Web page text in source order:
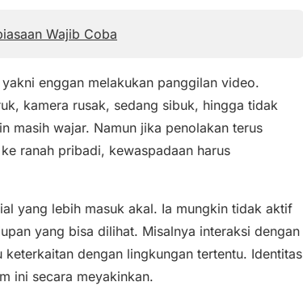
Wajib Coba
enggan melakukan panggilan video.
kamera rusak, sedang sibuk, hingga tidak
masih wajar. Namun jika penolakan terus
ranah pribadi, kewaspadaan harus
yang lebih masuk akal. Ia mungkin tidak aktif
yang bisa dilihat. Misalnya interaksi dengan
dengan lingkungan tertentu. Identitas
ini secara meyakinkan.